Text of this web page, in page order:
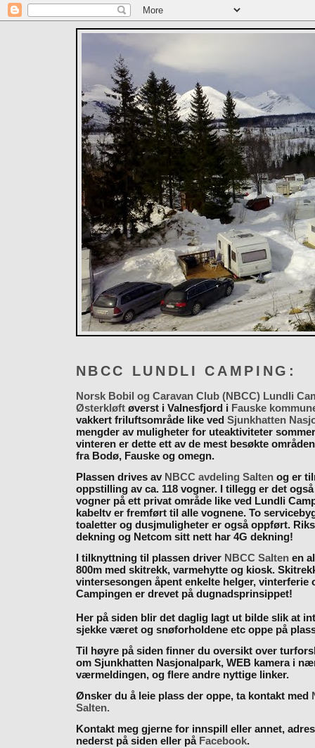
NBCC LUNDLI CAMPING:
Norsk Bobil og Caravan Club (NBCC) Lundli
Østerkløftøverst i Valnesfjord i Fauske
vakkert friluftsområde like ved Sjunkhatten
mengder av muligheter for uteaktiviteter
vinteren er dette ett av de mest besøkte
fra Bodø, Fauske og omegn.
Plassen drives av NBCC avdeling Saltenog er
oppstilling av ca. 118 vogner. I tillegg er det
vogner på ett privat område like ved Lundli
kabeltv er fremført til alle vognene. To
toaletter og dusjmuligheter er også oppført.
dekning og Netcom sitt nett har 4G dekning!
I tilknyttning til plassen driver NBCC Saltenen
800m med skitrekk, varmehytte og kiosk.
vintersesongen åpent enkelte helger, vinterferie
Campingen er drevet på dugnadsprinsippet!
Her på siden blir det daglig lagt ut bilde slik at
sjekke været og snøforholdene etc oppe på
Til høyre på siden finner du oversikt over
om Sjunkhatten Nasjonalpark, WEB kamera i
værmeldingen, og flere andre nyttige linker.
Ønsker du å leie plass der oppe, ta kontakt med
Salten.
Kontakt meg gjerne for innspill eller annet,
nederst på siden eller på Facebook.